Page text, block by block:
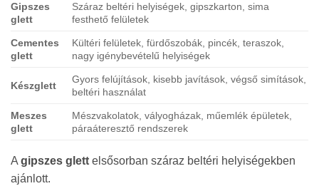
Gipszes
glett
Száraz beltéri helyiségek, gipszkarton, sima
festhető felületek
Cementes
glett
Kültéri felületek, fürdőszobák, pincék, teraszok,
nagy igénybevételű helyiségek
Készglett
Gyors felújítások, kisebb javítások, végső simítások,
beltéri használat
Meszes
glett
Mészvakolatok, vályogházak, műemlék épületek,
páraáteresztő rendszerek
A gipszes glett elsősorban száraz beltéri helyiségekben
ajánlott.